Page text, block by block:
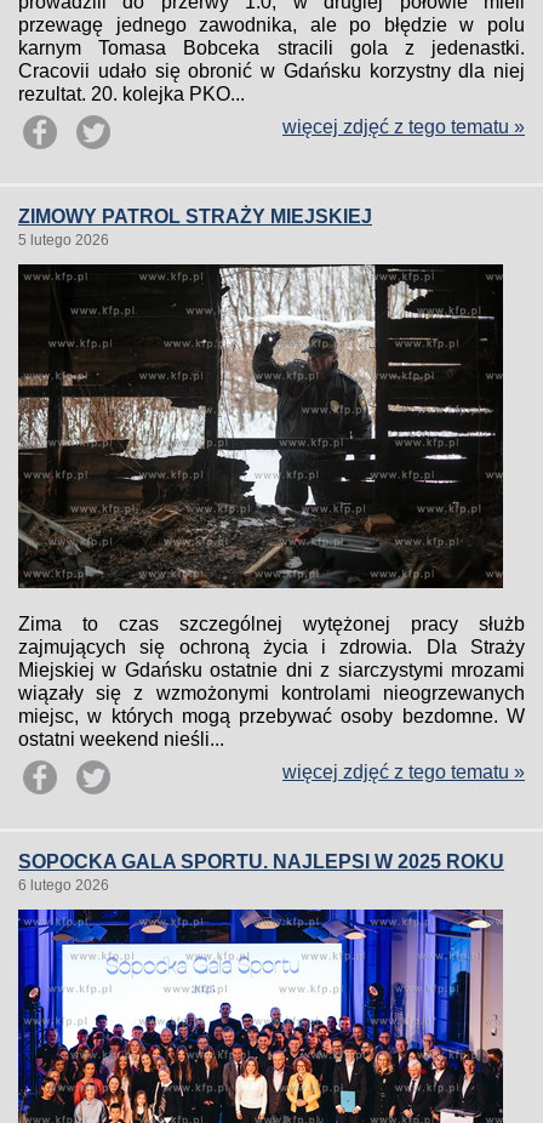
przewagę jednego zawodnika, ale po błędzie w polu
karnym Tomasa Bobceka stracili gola z jedenastki.
Cracovii udało się obronić w Gdańsku korzystny dla niej
rezultat. 20. kolejka PKO...
więcej zdjęć z tego tematu »
ZIMOWY PATROL STRAŻY MIEJSKIEJ
5 lutego 2026
Zima to czas szczególnej wytężonej pracy służb
zajmujących się ochroną życia i zdrowia. Dla Straży
Miejskiej w Gdańsku ostatnie dni z siarczystymi mrozami
wiązały się z wzmożonymi kontrolami nieogrzewanych
miejsc, w których mogą przebywać osoby bezdomne. W
ostatni weekend nieśli...
więcej zdjęć z tego tematu »
SOPOCKA GALA SPORTU. NAJLEPSI W 2025 ROKU
6 lutego 2026